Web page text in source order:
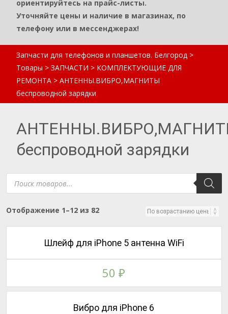
ориентируйтесь на прайс-листы.
Уточняйте цены и наличие в магазинах, по
телефону или в мессенджерах!
Запчасти для телефонов и планшетов. Белгород >
Товары > ЗАПЧАСТИ > КОМПЛЕКТУЮЩИЕ ДЛЯ
РЕМОНТА > АНТЕННЫ.ВИБРО,МАГНИТЫ
беспроводной зарядки
беспроводной зарядки
Поиск
товаров
Отображение 1–12 из 82Цены:
Вибро для iPhone 6
Шлейф для iPhone 5 антенна WiFi
50₽